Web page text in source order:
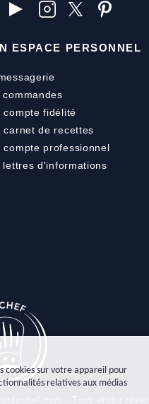
ESPACE PERSONNEL
commandes
compte fidélité
carnet de recettes
compte professionnel
lettres d'informations
cookies sur votre appareil pour
relatives aux médias